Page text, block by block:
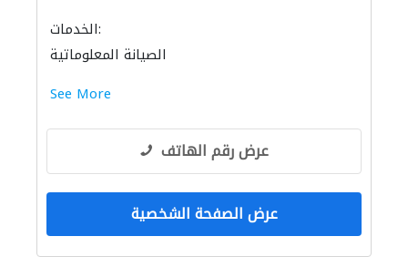
الخدمات:
الصيانة المعلوماتية
See More
عرض رقم الهاتف
عرض الصفحة الشخصية